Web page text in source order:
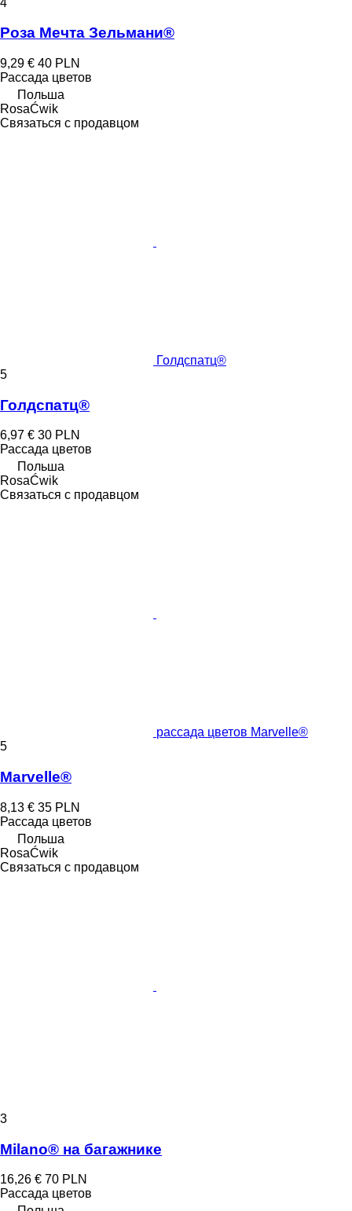
Роза Мечта Зельмани®
9,29 € 40 PLN
Рассада цветов
Польша
RosaĆwik
Связаться с продавцом
Голдспатц®
5
Голдспатц®
6,97 € 30 PLN
Рассада цветов
Польша
RosaĆwik
Связаться с продавцом
рассада цветов Marvelle®
5
Marvelle®
8,13 € 35 PLN
Рассада цветов
Польша
RosaĆwik
Связаться с продавцом
3
Milano® на багажнике
16,26 € 70 PLN
Рассада цветов